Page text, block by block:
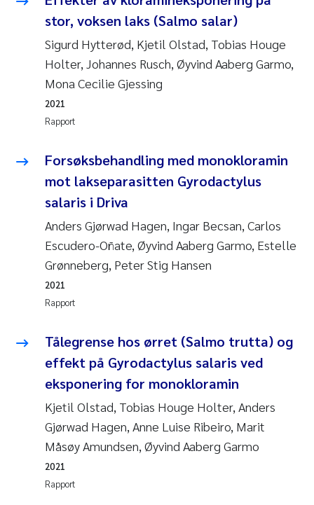
stor, voksen laks (Salmo salar)
Sigurd Hytterød, Kjetil Olstad, Tobias Houge
Holter, Johannes Rusch, Øyvind Aaberg Garmo,
Mona Cecilie Gjessing
Rapport
2021
Forsøksbehandling med monokloramin
mot lakseparasitten Gyrodactylus
salaris i Driva
Anders Gjørwad Hagen, Ingar Becsan, Carlos
Escudero-Oñate, Øyvind Aaberg Garmo, Estelle
Grønneberg, Peter Stig Hansen
Rapport
2021
Tålegrense hos ørret (Salmo trutta) og
effekt på Gyrodactylus salaris ved
eksponering for monokloramin
Kjetil Olstad, Tobias Houge Holter, Anders
Gjørwad Hagen, Anne Luise Ribeiro, Marit
Måsøy Amundsen, Øyvind Aaberg Garmo
Rapport
2021